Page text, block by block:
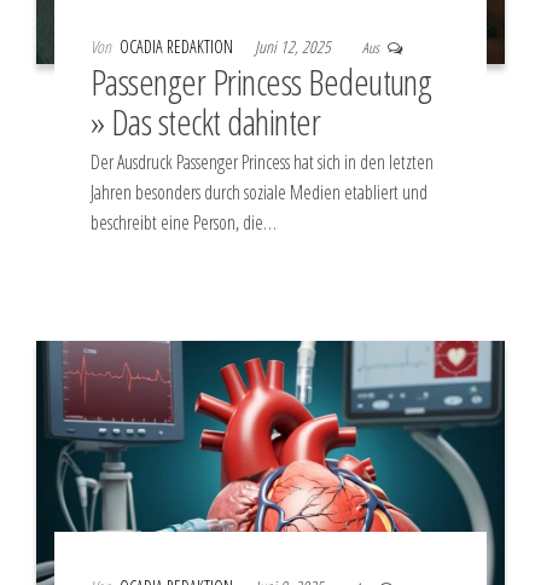
Von OCADIA REDAKTION Juni 12, 2025 Aus
Passenger Princess Bedeutung
» Das steckt dahinter
Der Ausdruck Passenger Princess hat sich in den letzten
Jahren besonders durch soziale Medien etabliert und
beschreibt eine Person, die…